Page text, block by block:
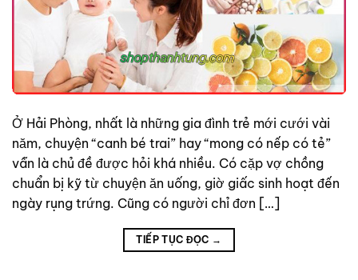
Ở Hải Phòng, nhất là những gia đình trẻ mới cưới vài
năm, chuyện “canh bé trai” hay “mong có nếp có tẻ”
vẫn là chủ đề được hỏi khá nhiều. Có cặp vợ chồng
chuẩn bị kỹ từ chuyện ăn uống, giờ giấc sinh hoạt đến
ngày rụng trứng. Cũng có người chỉ đơn […]
TIẾP TỤC ĐỌC →